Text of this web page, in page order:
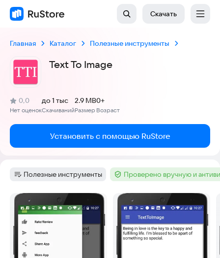
Скачать
Главная Каталог Полезные инструменты
Text To Image
Рейтинг:
0,0
(
Нет оценок
)
Скачиваний
до 1 тыс
Размер
2.9 MB
Возраст
0+
Установить с помощью RuStore
Категория:
Полезные инструменты Тег :Проверено вручную и
Скриншоты